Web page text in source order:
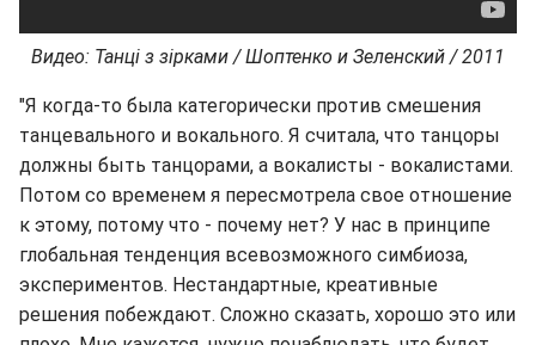
Видео: Танці з зірками / Шоптенко и Зеленский / 2011
"Я когда-то была категорически против смешения
танцевального и вокального. Я считала, что танцоры
должны быть танцорами, а вокалисты - вокалистами.
Потом со временем я пересмотрела свое отношение
к этому, потому что - почему нет? У нас в принципе
глобальная тенденция всевозможного симбиоза,
экспериментов. Нестандартные, креативные
решения побеждают. Сложно сказать, хорошо это или